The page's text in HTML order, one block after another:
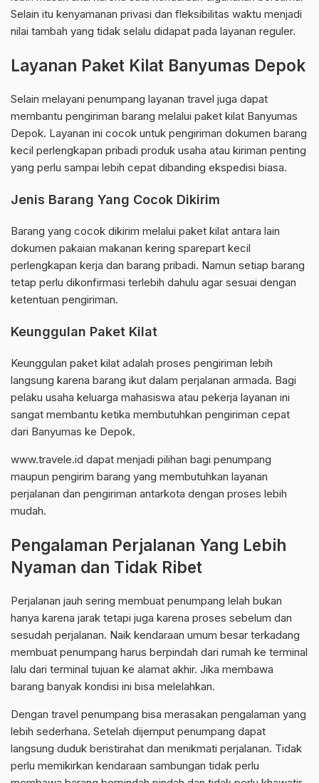
Selain itu kenyamanan privasi dan fleksibilitas waktu menjadi
nilai tambah yang tidak selalu didapat pada layanan reguler.
Layanan Paket Kilat Banyumas Depok
Selain melayani penumpang layanan travel juga dapat
membantu pengiriman barang melalui paket kilat Banyumas
Depok. Layanan ini cocok untuk pengiriman dokumen barang
kecil perlengkapan pribadi produk usaha atau kiriman penting
yang perlu sampai lebih cepat dibanding ekspedisi biasa.
Jenis Barang Yang Cocok Dikirim
Barang yang cocok dikirim melalui paket kilat antara lain
dokumen pakaian makanan kering sparepart kecil
perlengkapan kerja dan barang pribadi. Namun setiap barang
tetap perlu dikonfirmasi terlebih dahulu agar sesuai dengan
ketentuan pengiriman.
Keunggulan Paket Kilat
Keunggulan paket kilat adalah proses pengiriman lebih
langsung karena barang ikut dalam perjalanan armada. Bagi
pelaku usaha keluarga mahasiswa atau pekerja layanan ini
sangat membantu ketika membutuhkan pengiriman cepat
dari Banyumas ke Depok.
www.travele.id dapat menjadi pilihan bagi penumpang
maupun pengirim barang yang membutuhkan layanan
perjalanan dan pengiriman antarkota dengan proses lebih
mudah.
Pengalaman Perjalanan Yang Lebih
Nyaman dan Tidak Ribet
Perjalanan jauh sering membuat penumpang lelah bukan
hanya karena jarak tetapi juga karena proses sebelum dan
sesudah perjalanan. Naik kendaraan umum besar terkadang
membuat penumpang harus berpindah dari rumah ke terminal
lalu dari terminal tujuan ke alamat akhir. Jika membawa
barang banyak kondisi ini bisa melelahkan.
Dengan travel penumpang bisa merasakan pengalaman yang
lebih sederhana. Setelah dijemput penumpang dapat
langsung duduk beristirahat dan menikmati perjalanan. Tidak
perlu memikirkan kendaraan sambungan tidak perlu